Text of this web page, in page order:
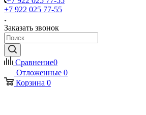
+7 922 025 77-55
Заказать звонок
Сравнение0
Отложенные 0
Корзина 0